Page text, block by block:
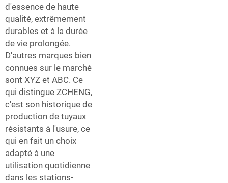
d'essence de haute
qualité, extrêmement
durables et à la durée
de vie prolongée.
D'autres marques bien
connues sur le marché
sont XYZ et ABC. Ce
qui distingue ZCHENG,
c'est son historique de
production de tuyaux
résistants à l'usure, ce
qui en fait un choix
adapté à une
utilisation quotidienne
dans les stations-